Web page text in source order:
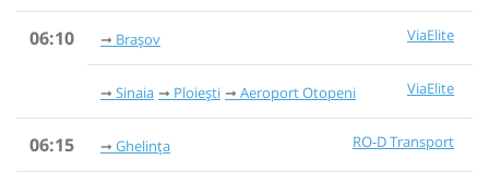
06:10 ViaElite
Brașov
ViaElite
Sinaia Ploiești Aeroport Otopeni
06:15 RO-D Transport
Ghelința